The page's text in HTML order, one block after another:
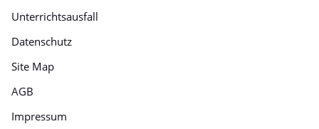
Unterrichtsausfall
Datenschutz
Site Map
AGB
Impressum